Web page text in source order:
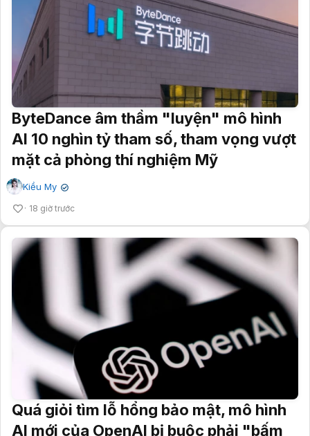
ByteDance âm thầm "luyện" mô hình
AI 10 nghìn tỷ tham số, tham vọng vượt
mặt cả phòng thí nghiệm Mỹ
Kiều My ✔
18 giờ trước
Quá giỏi tìm lỗ hổng bảo mật, mô hình
AI mới của OpenAI bị buộc phải "bấm